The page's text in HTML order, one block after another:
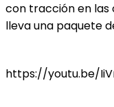
con tracción en las
lleva una paquete
https://youtu.be/